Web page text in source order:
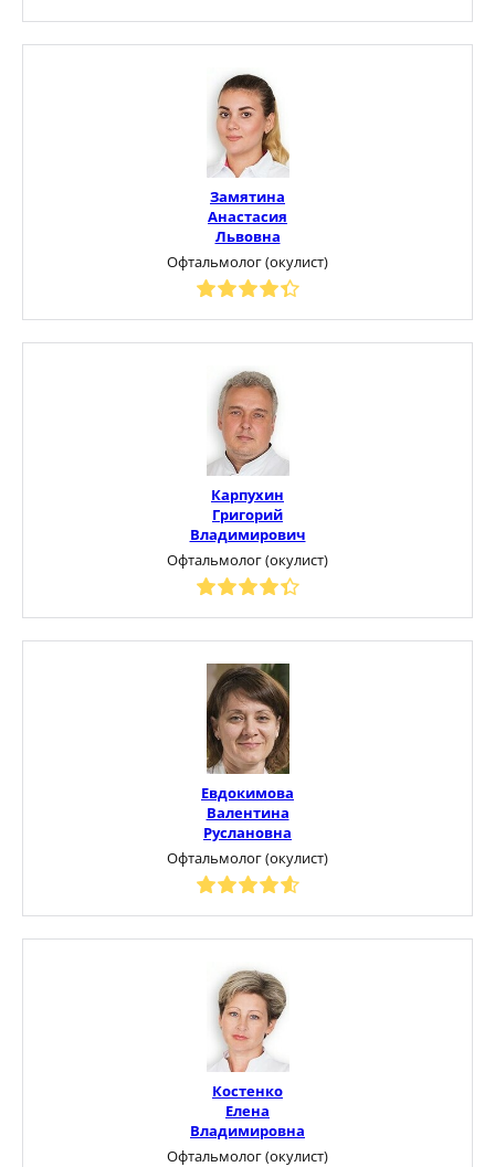
Замятина
Анастасия
Львовна
Офтальмолог (окулист)
Карпухин
Григорий
Владимирович
Офтальмолог (окулист)
Евдокимова
Валентина
Руслановна
Офтальмолог (окулист)
Костенко
Елена
Владимировна
Офтальмолог (окулист)